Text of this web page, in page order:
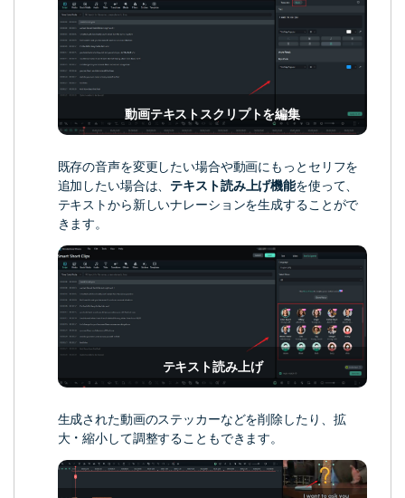
動画テキストスクリプトを編集
既存の音声を変更したい場合や動画にもっとセリフを
追加したい場合は、 テキスト読み上げ機能を使って、
テキストから新しいナレーションを生成することがで
きます。
テキスト読み上げ
生成された動画のステッカーなどを削除したり、拡
大・縮小して調整することもできます。